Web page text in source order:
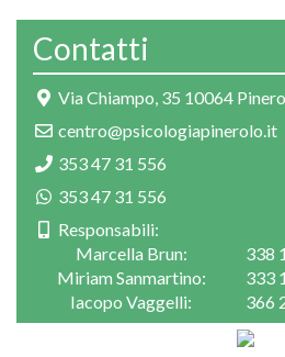
Contatti
Via Chiampo, 35 10064
centro@psicologiapinerolo.it
353 47 31 556
353 47 31 556
Responsabili:
Marcella Brun:
338
Miriam Sanmartino:
333
Iacopo Vaggelli:
366